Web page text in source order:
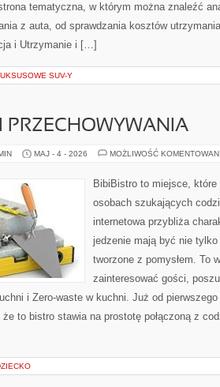
tematyczna, w którym można znaleźć
z auta, od sprawdzania kosztów
i Utrzymanie i […]
SUV-Y
PRZECHOWYWANIA
MAJ - 4 - 2026 MOŻLIWOŚĆ
BibiBistro to miejsce,
osobach szukających
internetowa przybliża
jedzenie mają być nie
tworzone z pomysłem. To
zainteresować gości,
i Zero-waste w kuchni. Już od
to bistro stawia na prostotę połączoną z